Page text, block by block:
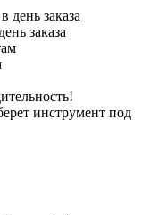
заказа
инструмент под